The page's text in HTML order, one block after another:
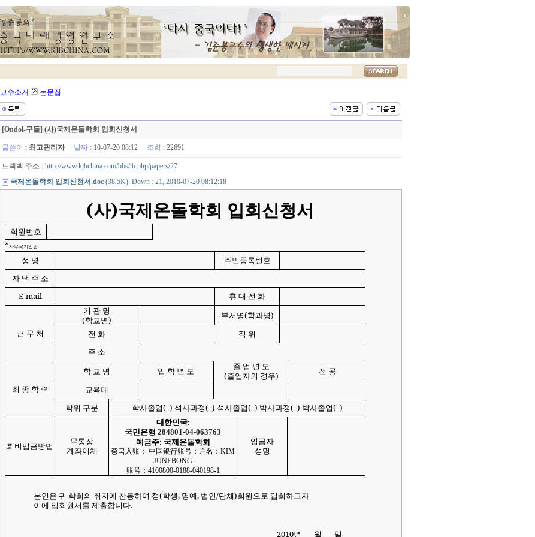
교수소개 논문집
[Ondol-구들] (사)국제온돌학회 입회신청서
글쓴이 : 최고관리자 날짜 : 10-07-20 08:12 조회 : 22691
트랙백 주소 : http://www.kjbchina.com/bbs/tb.php/papers/27
국제온돌학회 입회신청서.doc (38.5K), Down : 21, 2010-07-20 08:12:18
(사)국제온돌학회 입회신청서
회원번호
*사무국기입란
성 명
주민등록번호
자 택 주 소
E-mail
휴 대 전 화
근 무 처
기 관 명
(학교명) 부서명(학과명)
전 화
직 위
주 소
최 종 학 력
학 교 명 입 학 년 도
졸 업 년 도
(졸업자의 경우)
전 공
교육대
학위 구분
학사졸업( ) 석사과정( ) 석사졸업( ) 박사과정( ) 박사졸업( )
회비입금방법
무통장
계좌이체
대한민국:
국민은행284801-04-063763
예금주: 국제온돌학회
중국入账 ： 中国银行账号 ： 户名 ：KIM
JUNEBONG
账号： 4100800-0188-040198-1
입금자
성명
본인은 귀 학회의 취지에 찬동하여 정(학생, 명예, 법인/단체)회원으로 입회하고자
이에 입회원서를 제출합니다.
2010년 월
일